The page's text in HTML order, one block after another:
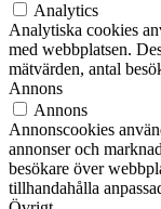
Analytics
Analytiska cookies
med webbplatsen.
mätvärden, antal
Annons
Annons
Annonscookies
annonser och
besökare över
tillhandahålla